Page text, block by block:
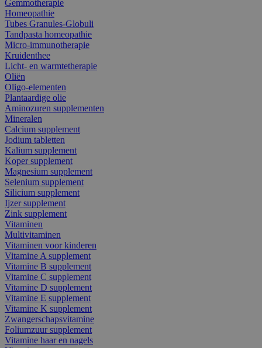
Gemmotherapie
Homeopathie
Tubes Granules-Globuli
Tandpasta homeopathie
Micro-immunotherapie
Kruidenthee
Licht- en warmtetherapie
Oliën
Oligo-elementen
Plantaardige olie
Aminozuren supplementen
Mineralen
Calcium supplement
Jodium tabletten
Kalium supplement
Koper supplement
Magnesium supplement
Selenium supplement
Silicium supplement
Ijzer supplement
Zink supplement
Vitaminen
Multivitaminen
Vitaminen voor kinderen
Vitamine A supplement
Vitamine B supplement
Vitamine C supplement
Vitamine D supplement
Vitamine E supplement
Vitamine K supplement
Zwangerschapsvitamine
Foliumzuur supplement
Vitamine haar en nagels